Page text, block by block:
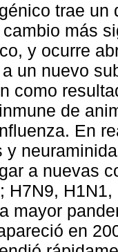
trae
más
y ocurre
un nuevo
como
de
En
y
a nuevas
H7N9,
mayor
en